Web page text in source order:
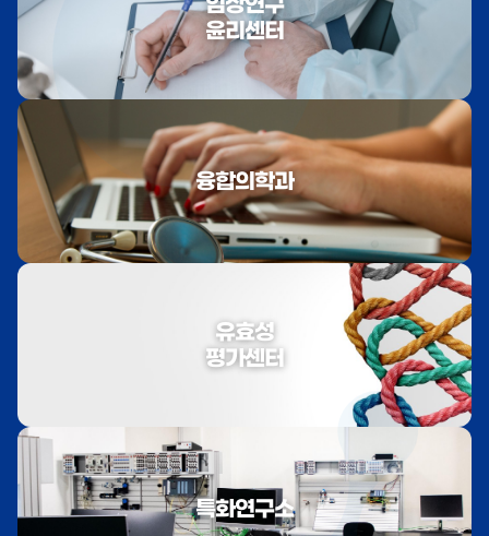
임상연구
윤리센터
융합의학과
유효성
평가센터
특화연구소